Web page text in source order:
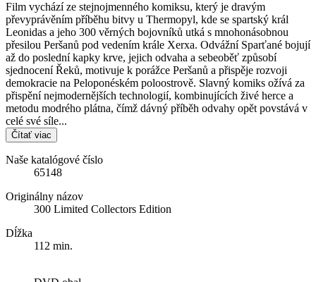
Film vychází ze stejnojmenného komiksu, který je dravým
převyprávěním příběhu bitvy u Thermopyl, kde se spartský král
Leonidas a jeho 300 věrných bojovníků utká s mnohonásobnou
přesilou Peršanů pod vedením krále Xerxa. Odvážní Sparťané bojují
až do poslední kapky krve, jejich odvaha a sebeoběť způsobí
sjednocení Řeků, motivuje k porážce Peršanů a přispěje rozvoji
demokracie na Peloponéském poloostrově. Slavný komiks ožívá za
přispění nejmodernějších technologií, kombinujících živé herce a
metodu modrého plátna, čímž dávný příběh odvahy opět povstává v
celé své síle...
Čítať viac
Naše katalógové číslo
65148
Originálny názov
300 Limited Collectors Edition
Dĺžka
112 min.